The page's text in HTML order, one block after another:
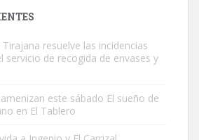
en la calle hace menos de un mes,
resuelve las incidencias
servicio de recogida de envases y
este sábado El sueño de
en El Tablero